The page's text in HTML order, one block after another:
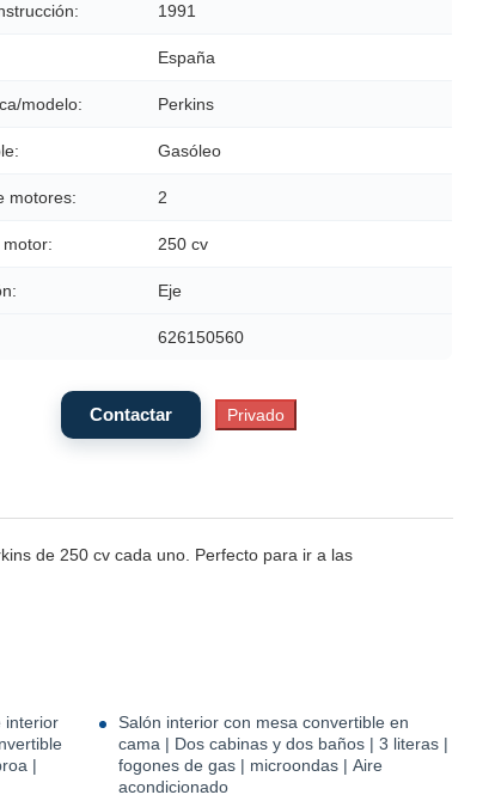
1991
España
modelo: Perkins
Gasóleo
motores: 2
motor: 250 cv
Eje
626150560
de 250 cv cada uno. Perfecto para ir a las
interior
|
Salón interior con mesa convertible en
cama | Dos cabinas y dos baños | 3 literas |
fogones de gas | microondas | Aire
acondicionado